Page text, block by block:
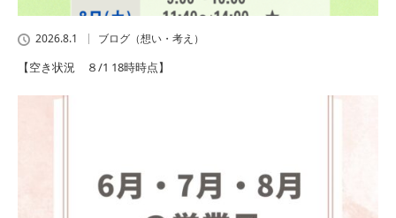
2026.8.1 ブログ（想い・考え）
【空き状況 ８/1 18時時点】